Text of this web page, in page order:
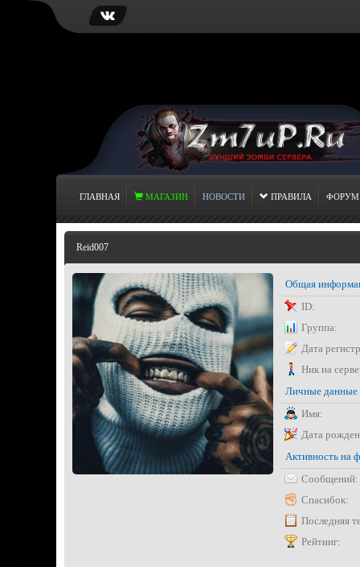
ГЛАВНАЯ МАГАЗИН НОВОСТИ ПРАВИЛА ФОРУМ
Reid007
Общая
ID:
Группа:
Дата
Ник на
Личные данные
Имя:
Дата
Активность на
Сообщений:
Спасибок:
Последняя
Рейтинг: